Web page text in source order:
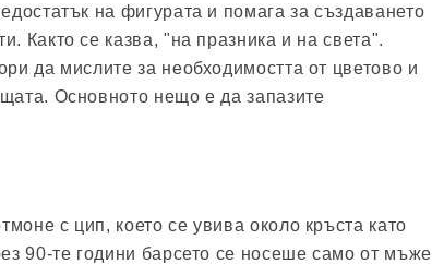
на фигурата и помага за създаването
Както се казва, "на празника и на света".
да мислите за необходимостта от цветово и
Основното нещо е да запазите
с цип, което се увива около кръста като
90-те години барсето се носеше само от мъже